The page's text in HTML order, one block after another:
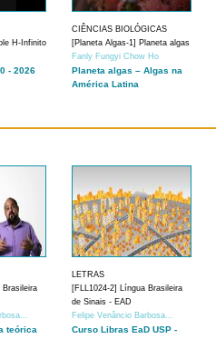
H-Infinito
- 2026
CIÊNCIAS BIOLÓGICAS
[Planeta Algas-1] Planeta algas
Fanly Fungyi Chow Ho
Planeta algas – Algas na
América Latina
Brasileira
teórica
LETRAS
[FLL1024-2] Língua Brasileira
de Sinais - EAD
Felipe Venâncio Barbosa...
Curso Libras EaD USP -